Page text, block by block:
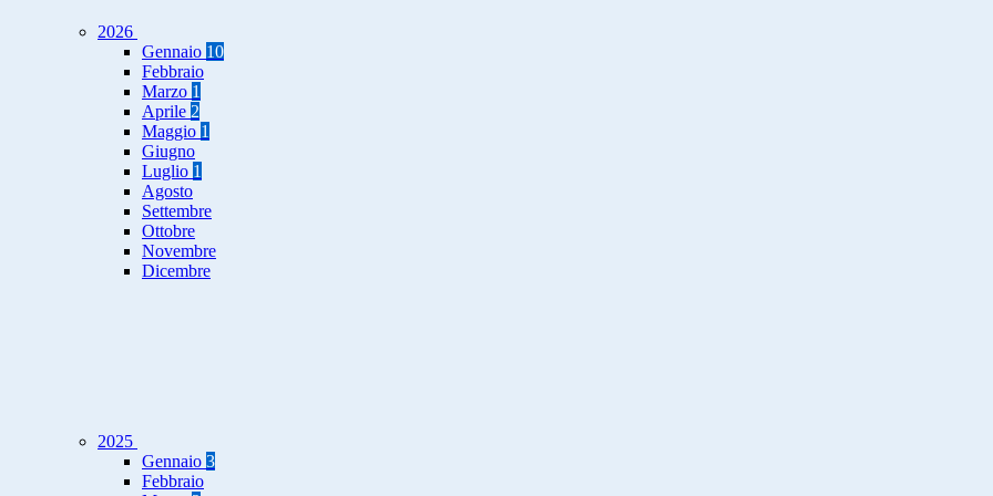
2026
Gennaio 10
Febbraio
Marzo 1
Aprile 2
Maggio 1
Giugno
Luglio 1
Agosto
Settembre
Ottobre
Novembre
Dicembre
2025
Gennaio 3
Febbraio